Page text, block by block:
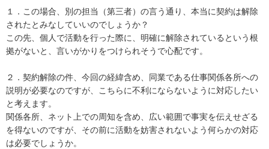
１．この場合、別の担当（第三者）の言う通り、本当に契約は解除
されたとみなしていいのでしょうか？
この先、個人で活動を行った際に、明確に解除されているという根
拠がないと、言いがかりをつけられそうで心配です。
２．契約解除の件、今回の経緯含め、同業である仕事関係各所への
説明が必要なのですが、こちらに不利にならないように対応したい
と考えます。
関係各所、ネット上での周知を含め、広い範囲で事実を伝えせざる
を得ないのですが、その前に活動を妨害されないよう何らかの対応
は必要でしょうか。